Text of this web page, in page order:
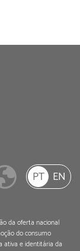
PT EN
da oferta nacional
do consumo
ativa e identitária da